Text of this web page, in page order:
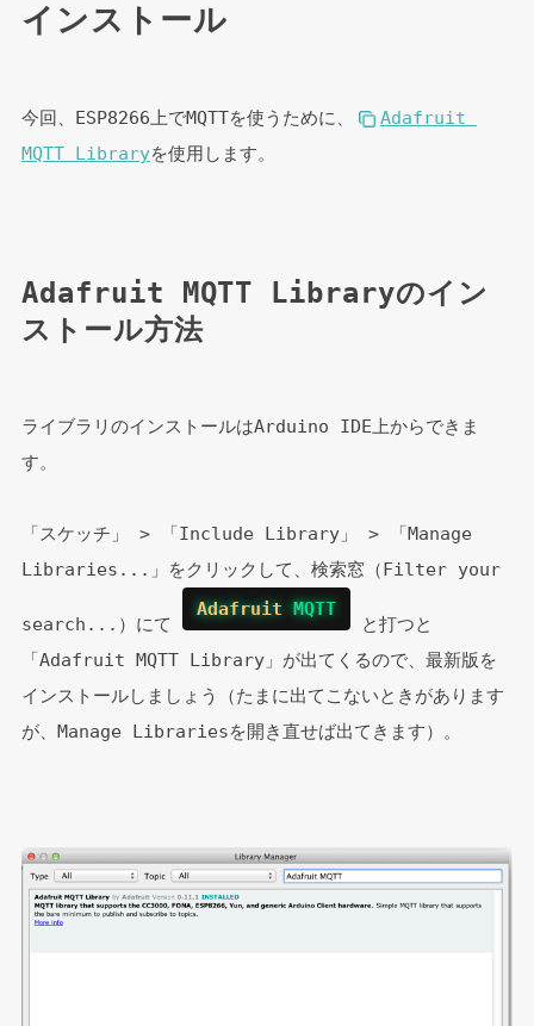
インストール
今回、ESP8266上でMQTTを使うために、
Adafruit
MQTT Libraryを使用します。
Adafruit MQTT Libraryのイン
ストール方法
ライブラリのインストールはArduino IDE上からできま
す。
「スケッチ」 > 「Include Library」 > 「Manage
Libraries...」をクリックして、検索窓（Filter your
search...）にて
Adafruit MQTT
と打つと
「Adafruit MQTT Library」が出てくるので、最新版を
インストールしましょう（たまに出てこないときがあります
が、Manage Librariesを開き直せば出てきます）。